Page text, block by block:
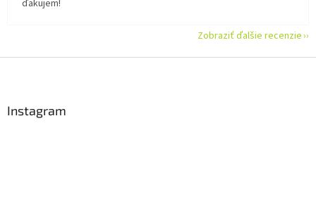
ďakujem!
Zobraziť ďalšie recenzie
Instagram